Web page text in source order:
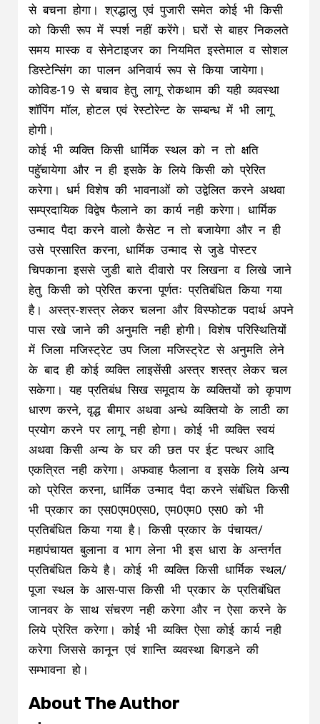
से बचना होगा। श्रद्धालु एवं पुजारी समेत कोई भी किसी
को किसी रूप में स्पर्श नहीं करेंगे। घरों से बाहर निकलते
समय मास्क व सेनेटाइजर का नियमित इस्तेमाल व सोशल
डिस्टेन्सिंग का पालन अनिवार्य रूप से किया जायेगा।
कोविड-19 से बचाव हेतु लागू रोकथाम की यही व्यवस्था
शॉपिंग मॉल, होटल एवं रेस्टोरेन्ट के सम्बन्ध में भी लागू
होगी।
कोई भी व्यक्ति किसी धार्मिक स्थल को न तो क्षति
पहुॅचायेगा और न ही इसकेे के लिये किसी को प्रेरित
करेगा। धर्म विशेष की भावनाओं को उद्वेलित करने अथवा
सम्प्रदायिक विद्वेष फैलाने का कार्य नही करेगा। धार्मिक
उन्माद पैदा करने वालो कैसेट न तो बजायेगा और न ही
उसे प्रसारित करना, धार्मिक उन्माद से जुडे पोस्टर
चिपकाना इससे जुडी बाते दीवारो पर लिखना व लिखे जाने
हेतु किसी को प्रेरित करना पूर्णतः प्रतिबंधित किया गया
है। अस्त्र-शस्त्र लेकर चलना और विस्फोटक पदार्थ अपने
पास रखे जाने की अनुमति नही होगी। विशेष परिस्थितियों
में जिला मजिस्ट्रेट उप जिला मजिस्ट्रेट से अनुमति लेने
के बाद ही कोई व्यक्ति लाइसेंसी अस्त्र शस्त्र लेकर चल
सकेगा। यह प्रतिबंध सिख समूदाय के व्यक्तियों को कृपाण
धारण करने, वृद्ध बीमार अथवा अन्धे व्यक्तियो के लाठी का
प्रयोग करने पर लागू नही होगा। कोई भी व्यक्ति स्वयं
अथवा किसी अन्य के घर की छत पर ईट पत्थर आदि
एकत्रित नही करेगा। अफवाह फैलाना व इसके लिये अन्य
को प्रेरित करना, धार्मिक उन्माद पैदा करने संबंधित किसी
भी प्रकार का एस0एम0एस0, एम0एम0 एस0 को भी
प्रतिबंधित किया गया है। किसी प्रकार के पंचायत/
महापंचायत बुलाना व भाग लेना भी इस धारा के अन्तर्गत
प्रतिबंधित किये है। कोई भी व्यक्ति किसी धार्मिक स्थल/
पूजा स्थल के आस-पास किसी भी प्रकार के प्रतिबंधित
जानवर के साथ संचरण नही करेगा और न ऐसा करने के
लिये प्रेरित करेगा। कोई भी व्यक्ति ऐसा कोई कार्य नही
करेगा जिससे कानून एवं शान्ति व्यवस्था बिगडने की
सम्भावना हो।
About The Author